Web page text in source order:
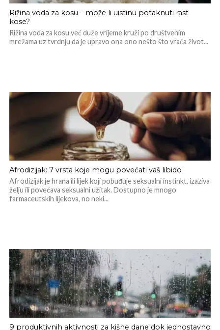
Rižina voda za kosu – može li uistinu potaknuti rast
kose?
Rižina voda za kosu već duže vrijeme kruži po društvenim
mrežama uz tvrdnju da je upravo ona ono nešto što vraća život...
Afrodizijak: 7 vrsta koje mogu povećati vaš libido
Afrodizijak je hrana ili lijek koji pobuđuje seksualni instinkt, izaziva
želju ili povećava seksualni užitak. Dostupno je mnogo
farmaceutskih lijekova, no neki...
9 produktivnih aktivnosti za kišne dane dok jednostavno